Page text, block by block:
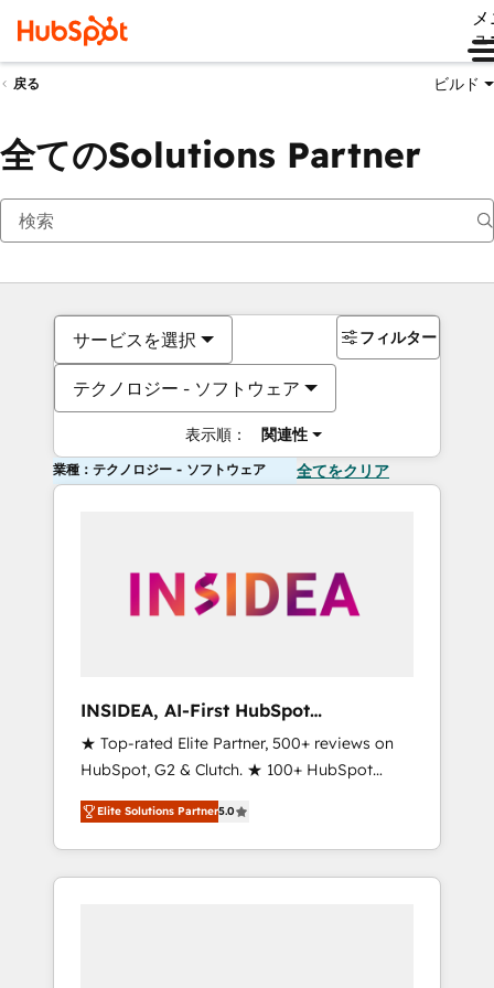
ュ
戻る ビルド
全てのSolutions Partner
サービスを選択
テクノロジー - ソフトウェア
表示順： 関連性
フィルター
業種：テクノロジー - ソフトウェア 全てをクリア
INSIDEA, AI-First HubSpot
Onboarding & RevOps
★ Top-rated Elite Partner, 500+ reviews on
HubSpot, G2 & Clutch. ★ 100+ HubSpot
Certified Experts & Trainers across the team
★ 1,500+ implementations across five
continents ★ AI-First, RevOps-led,
Onboarding obsessed ★ Company of the
Elite Solutions Partner5.0